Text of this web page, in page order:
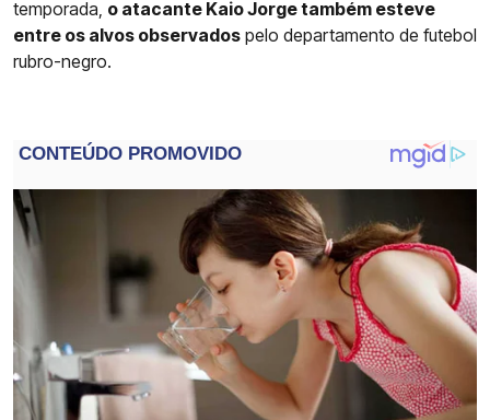
temporada, o atacante Kaio Jorge também esteve
entre os alvos observados pelo departamento de futebol
rubro-negro.